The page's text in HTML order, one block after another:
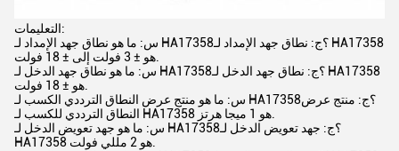
التعليمات:
س: ما هو نطاق جهد الإمداد لـ HA17358؟ج: نطاق جهد الإمداد لـ HA17358
هو ± 3 فولت إلى ± 18 فولت.
س: ما هو نطاق جهد الدخل لـ HA17358؟ج: نطاق جهد الدخل لـ HA17358
هو ± 18 فولت.
س: ما هو منتج عرض النطاق الترددي الكسب لـ HA17358؟ج: منتج عرض
النطاق الترددي للكسب لـ HA17358 هو 1 ميجا هرتز.
س: ما هو جهد تعويض الدخل لـ HA17358؟ج: جهد تعويض الدخل لـ
HA17358 هو 2 مللي فولت.